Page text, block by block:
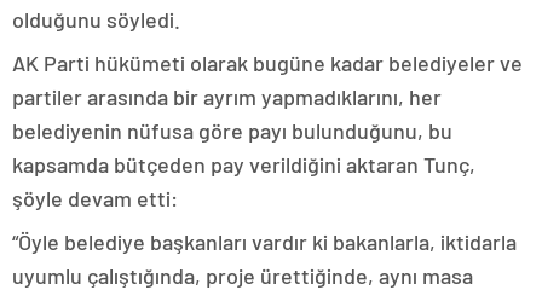
olduğunu söyledi.
AK Parti hükümeti olarak bugüne kadar belediyeler ve
partiler arasında bir ayrım yapmadıklarını, her
belediyenin nüfusa göre payı bulunduğunu, bu
kapsamda bütçeden pay verildiğini aktaran Tunç,
şöyle devam etti:
“Öyle belediye başkanları vardır ki bakanlarla, iktidarla
uyumlu çalıştığında, proje ürettiğinde, aynı masa